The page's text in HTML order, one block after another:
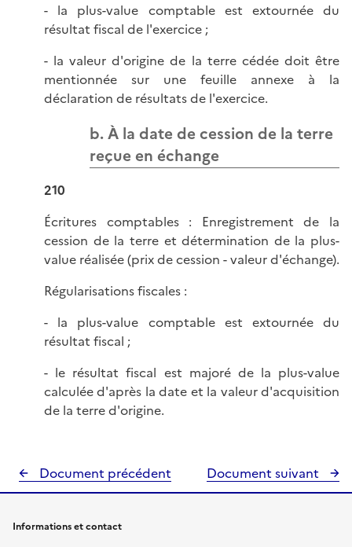
- la plus-value comptable est extournée du
résultat fiscal de l'exercice ;
- la valeur d'origine de la terre cédée doit être
mentionnée sur une feuille annexe à la
déclaration de résultats de l'exercice.
b. À la date de cession de la terre
reçue en échange
210
Écritures comptables : Enregistrement de la
cession de la terre et détermination de la plus-
value réalisée (prix de cession - valeur d'échange).
Régularisations fiscales :
- la plus-value comptable est extournée du
résultat fiscal ;
- le résultat fiscal est majoré de la plus-value
calculée d'après la date et la valeur d'acquisition
de la terre d'origine.
Document précédent Document suivant
Informations et contact